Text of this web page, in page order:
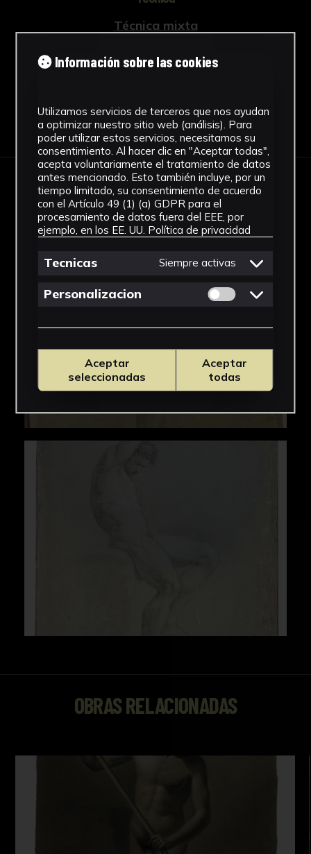
Técnica mixta
Descargar Ficha
IMÁGENES
OBRAS RELACIONADAS
Información sobre las cookies
Utilizamos servicios de terceros que nos ayudan
a optimizar nuestro sitio web (análisis). Para
poder utilizar estos servicios, necesitamos su
consentimiento. Al hacer clic en "Aceptar todas",
acepta voluntariamente el tratamiento de datos
antes mencionado. Esto también incluye, por un
tiempo limitado, su consentimiento de acuerdo
con el Artículo 49 (1) (a) GDPR para el
procesamiento de datos fuera del EEE, por
ejemplo, en los EE. UU. Política de privacidad
Tecnicas Siempre activas
Personalizacion Permitir cookies
Aceptar
seleccionadas
Aceptar
todas